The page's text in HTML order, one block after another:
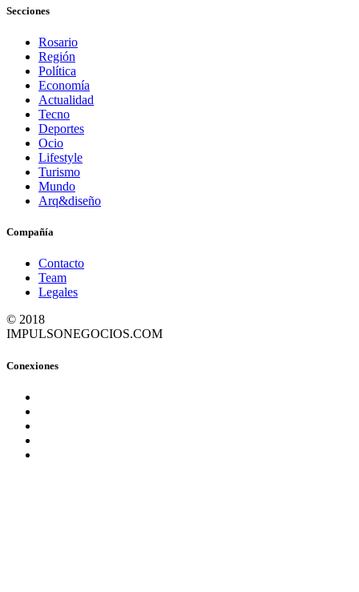
Secciones
Rosario
Región
Política
Economía
Actualidad
Tecno
Deportes
Ocio
Lifestyle
Turismo
Mundo
Arq&diseño
Compañía
Contacto
Team
Legales
© 2018
IMPULSONEGOCIOS.COM
Conexiones